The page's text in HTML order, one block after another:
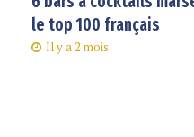
le top 100 français
Il y a 2 mois